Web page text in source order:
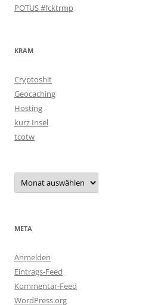
POTUS #fcktrmp
KRAM
Cryptoshit
Geocaching
Hosting
kurz Insel
tcotw
Archiv
META
Anmelden
Eintrags-Feed
Kommentar-Feed
WordPress.org